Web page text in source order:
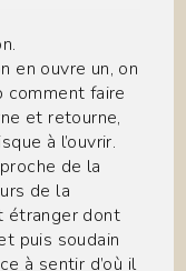
en ouvre un, on
comment faire
et retourne,
à l’ouvrir.
de la
de la
étranger dont
puis soudain
à sentir d’où il